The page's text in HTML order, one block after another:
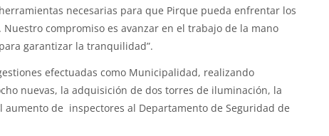
necesarias para que Pirque pueda enfrentar los
compromiso es avanzar en el trabajo de la mano
garantizar la tranquilidad”.
efectuadas como Municipalidad, realizando
nuevas, la adquisición de dos torres de iluminación, la
de inspectores al Departamento de Seguridad de